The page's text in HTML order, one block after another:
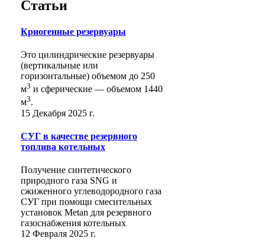
Статьи
Криогенные резервуары
Это цилиндрические резервуары
(вертикальные или
горизонтальные) объемом до 250
м3 и сферические ― объемом 1440
м3.
15 Декабря 2025 г.
СУГ в качестве резервного
топлива котельных
Получение синтетического
природного газа SNG и
сжиженного углеводородного газа
СУГ при помощи смесительных
установок Metan для резервного
газоснабжения котельных
12 Февраля 2025 г.